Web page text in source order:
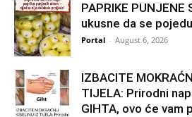
PAPRIKE PUNJENE
ukusne da se
Portal - August 6, 2026
IZBACITE
TIJELA: Prirodni
GIHTA, ovo će vam